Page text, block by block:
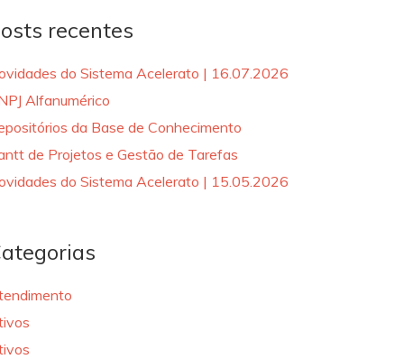
recentes
do Sistema Acelerato | 16.07.2026
Alfanumérico
da Base de Conhecimento
de Projetos e Gestão de Tarefas
do Sistema Acelerato | 15.05.2026